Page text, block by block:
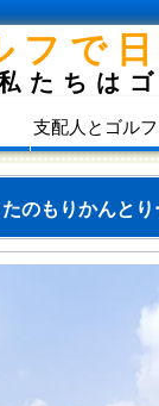
フで
たちは
支配人とゴル
たのもりかんと